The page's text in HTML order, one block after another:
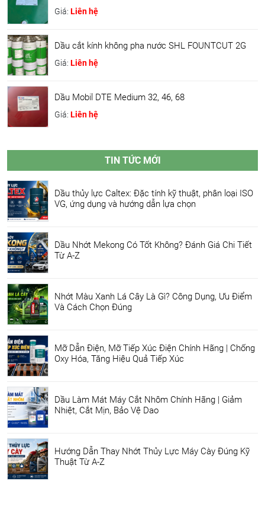
Giá: Liên hệ
Dầu cắt kính không pha nước SHL FOUNTCUT 2G
Giá: Liên hệ
Dầu Mobil DTE Medium 32, 46, 68
Giá: Liên hệ
TIN TỨC MỚI
Dầu thủy lực Caltex: Đặc tính kỹ thuật, phân loại ISO
VG, ứng dụng và hướng dẫn lựa chọn
Dầu Nhớt Mekong Có Tốt Không? Đánh Giá Chi Tiết
Từ A-Z
Nhớt Màu Xanh Lá Cây Là Gì? Công Dụng, Ưu Điểm
Và Cách Chọn Đúng
Mỡ Dẫn Điện, Mỡ Tiếp Xúc Điện Chính Hãng | Chống
Oxy Hóa, Tăng Hiệu Quả Tiếp Xúc
Dầu Làm Mát Máy Cắt Nhôm Chính Hãng | Giảm
Nhiệt, Cắt Mịn, Bảo Vệ Dao
Hướng Dẫn Thay Nhớt Thủy Lực Máy Cày Đúng Kỹ
Thuật Từ A-Z